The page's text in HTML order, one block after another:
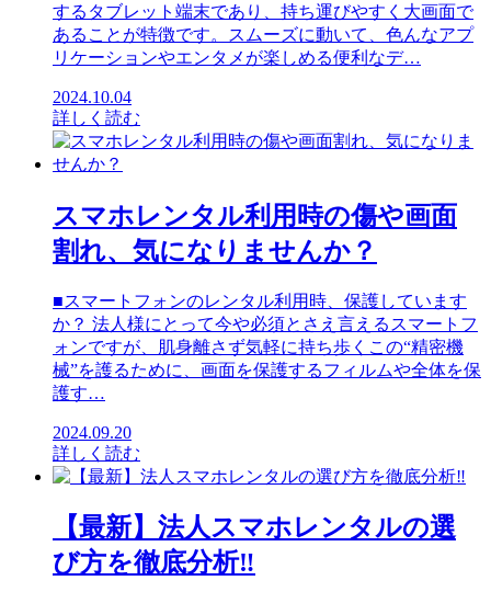
するタブレット端末であり、持ち運びやすく大画面で
あることが特徴です。スムーズに動いて、色んなアプ
リケーションやエンタメが楽しめる便利なデ…
2024.10.04
詳しく読む
スマホレンタル利用時の傷や画面
割れ、気になりませんか？
■スマートフォンのレンタル利用時、保護しています
か？ 法人様にとって今や必須とさえ言えるスマートフ
ォンですが、肌身離さず気軽に持ち歩くこの“精密機
械”を護るために、画面を保護するフィルムや全体を保
護す…
2024.09.20
詳しく読む
【最新】法人スマホレンタルの選
び方を徹底分析‼